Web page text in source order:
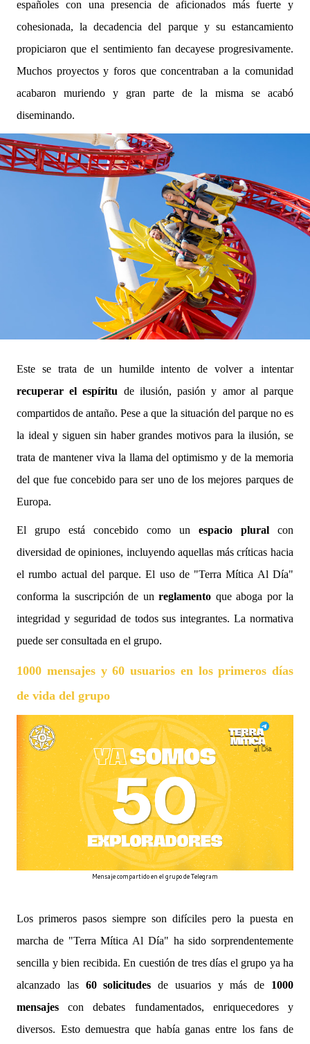
españoles con una presencia de aficionados más fuerte y
cohesionada, la decadencia del parque y su estancamiento
propiciaron que el sentimiento fan decayese progresivamente.
Muchos proyectos y foros que concentraban a la comunidad
acabaron muriendo y gran parte de la misma se acabó
diseminando.
Este se trata de un humilde intento de volver a intentar
recuperar el espíritu de ilusión, pasión y amor al parque
compartidos de antaño. Pese a que la situación del parque no es
la ideal y siguen sin haber grandes motivos para la ilusión, se
trata de mantener viva la llama del optimismo y de la memoria
del que fue concebido para ser uno de los mejores parques de
Europa.
El grupo está concebido como un espacio plural con
diversidad de opiniones, incluyendo aquellas más críticas hacia
el rumbo actual del parque. El uso de "Terra Mítica Al Día"
conforma la suscripción de unreglamento que aboga por la
integridad y seguridad de todos sus integrantes. La normativa
puede ser consultada en el grupo.
1000 mensajes y 60 usuarios en los primeros días
de vida del grupo
Mensaje compartido en el grupo de Telegram
Los primeros pasos siempre son difíciles pero la puesta en
marcha de "Terra Mítica Al Día" ha sido sorprendentemente
sencilla y bien recibida. En cuestión de tres días el grupo ya ha
alcanzado las 60 solicitudes de usuarios y más de 1000
mensajes con debates fundamentados, enriquecedores y
diversos. Esto demuestra que había ganas entre los fans de